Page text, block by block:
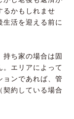
るかもしれませ
生活を迎える前に
持ち家の場合は固
。エリアによって
ョンであれば、管
契約している場合